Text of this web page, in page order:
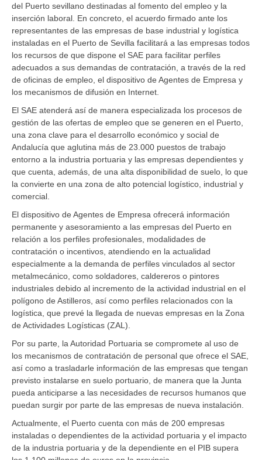
del Puerto sevillano destinadas al fomento del empleo y la
inserción laboral. En concreto, el acuerdo firmado ante los
representantes de las empresas de base industrial y logística
instaladas en el Puerto de Sevilla facilitará a las empresas todos
los recursos de que dispone el SAE para facilitar perfiles
adecuados a sus demandas de contratación, a través de la red
de oficinas de empleo, el dispositivo de Agentes de Empresa y
los mecanismos de difusión en Internet.
El SAE atenderá así de manera especializada los procesos de
gestión de las ofertas de empleo que se generen en el Puerto,
una zona clave para el desarrollo económico y social de
Andalucía que aglutina más de 23.000 puestos de trabajo
entorno a la industria portuaria y las empresas dependientes y
que cuenta, además, de una alta disponibilidad de suelo, lo que
la convierte en una zona de alto potencial logístico, industrial y
comercial.
El dispositivo de Agentes de Empresa ofrecerá información
permanente y asesoramiento a las empresas del Puerto en
relación a los perfiles profesionales, modalidades de
contratación o incentivos, atendiendo en la actualidad
especialmente a la demanda de perfiles vinculados al sector
metalmecánico, como soldadores, caldereros o pintores
industriales debido al incremento de la actividad industrial en el
polígono de Astilleros, así como perfiles relacionados con la
logística, que prevé la llegada de nuevas empresas en la Zona
de Actividades Logísticas (ZAL).
Por su parte, la Autoridad Portuaria se compromete al uso de
los mecanismos de contratación de personal que ofrece el SAE,
así como a trasladarle información de las empresas que tengan
previsto instalarse en suelo portuario, de manera que la Junta
pueda anticiparse a las necesidades de recursos humanos que
puedan surgir por parte de las empresas de nueva instalación.
Actualmente, el Puerto cuenta con más de 200 empresas
instaladas o dependientes de la actividad portuaria y el impacto
de la industria portuaria y de la dependiente en el PIB supera